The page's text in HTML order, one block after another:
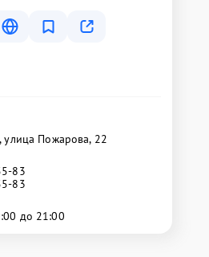
улица Пожарова, 22
83
83
до 21:00